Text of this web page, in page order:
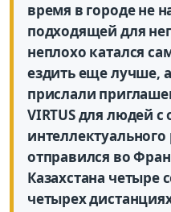
время в городе не
подходящей для
неплохо катался
ездить еще лучше,
прислали
VIRTUS для людей
интеллектуального
отправился во
Казахстана четыре
четырех